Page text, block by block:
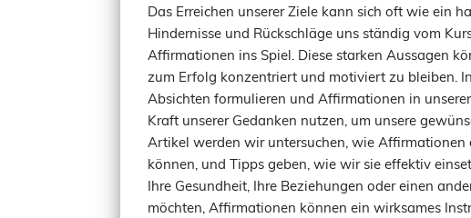
Das Erreichen unserer Ziele kann sich oft wie ein
Hindernisse und Rückschläge uns ständig vom
Affirmationen ins Spiel. Diese starken Aussagen
zum Erfolg konzentriert und motiviert zu bleiben.
Absichten formulieren und Affirmationen in
Kraft unserer Gedanken nutzen, um unsere
Artikel werden wir untersuchen, wie Affirmationen
können, und Tipps geben, wie wir sie effektiv
Ihre Gesundheit, Ihre Beziehungen oder einen
möchten, Affirmationen können ein wirksames